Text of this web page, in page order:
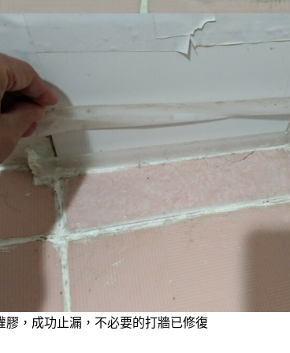
膠，成功止漏，不必要的打牆已修復